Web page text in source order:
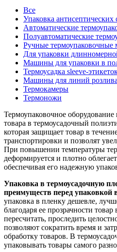
Все
Упаковка антисептических
Автоматические
Полуавтоматические
Ручные
Для упаковки
Машины для упаковки в
Термоусадка sleeve-
Машины для линий розлива
Термокамеры
Термоножи
Термоупаковочное оборудование
товара в термоусадочный
которая защищает товар в
транспортировки и позволят
При повышении температуры
деформируется и плотно
обеспечивая его надежную
Упаковка в термоусадочную
преимуществ перед упаковкой
упаковка в пленку дешевле,
благодаря ее прозрачности товар
пересчитать, проследить
позволяют сократить время и
обработку товаров. В
упаковывать товары самого